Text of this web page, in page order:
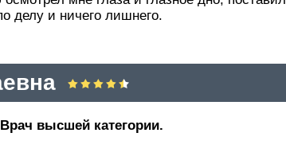
делу и ничего лишнего.
высшей категории.